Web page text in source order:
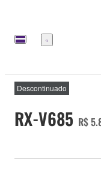
Menu
Descontinuado
RX-V685 R$